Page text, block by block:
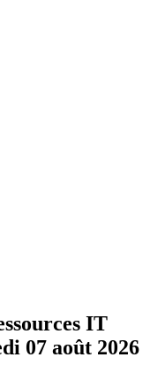
IT
07 août 2026